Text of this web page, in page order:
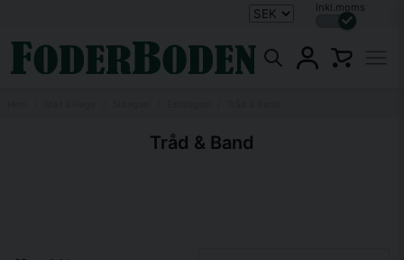
Inkl.moms
Tråd & Band